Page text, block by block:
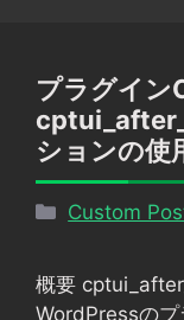
プラグイ
ションの使
カ
リ
Custom
概要
WordPressの